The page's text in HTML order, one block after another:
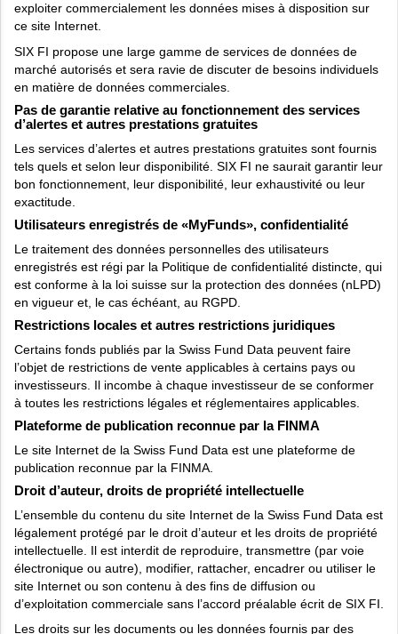
exploiter commercialement les données mises à disposition sur
ce site Internet.
SIX FI propose une large gamme de services de données de
marché autorisés et sera ravie de discuter de besoins individuels
en matière de données commerciales.
Pas de garantie relative au fonctionnement des services
d’alertes et autres prestations gratuites
Les services d’alertes et autres prestations gratuites sont fournis
tels quels et selon leur disponibilité. SIX FI ne saurait garantir leur
bon fonctionnement, leur disponibilité, leur exhaustivité ou leur
exactitude.
Utilisateurs enregistrés de «MyFunds», confidentialité
Le traitement des données personnelles des utilisateurs
enregistrés est régi par la Politique de confidentialité distincte, qui
est conforme à la loi suisse sur la protection des données (nLPD)
en vigueur et, le cas échéant, au RGPD.
Restrictions locales et autres restrictions juridiques
Certains fonds publiés par la Swiss Fund Data peuvent faire
l’objet de restrictions de vente applicables à certains pays ou
investisseurs. Il incombe à chaque investisseur de se conformer
à toutes les restrictions légales et réglementaires applicables.
Plateforme de publication reconnue par la FINMA
Le site Internet de la Swiss Fund Data est une plateforme de
publication reconnue par la FINMA.
Droit d’auteur, droits de propriété intellectuelle
L’ensemble du contenu du site Internet de la Swiss Fund Data est
légalement protégé par le droit d’auteur et les droits de propriété
intellectuelle. Il est interdit de reproduire, transmettre (par voie
électronique ou autre), modifier, rattacher, encadrer ou utiliser le
site Internet ou son contenu à des fins de diffusion ou
d’exploitation commerciale sans l’accord préalable écrit de SIX FI.
Les droits sur les documents ou les données fournis par des